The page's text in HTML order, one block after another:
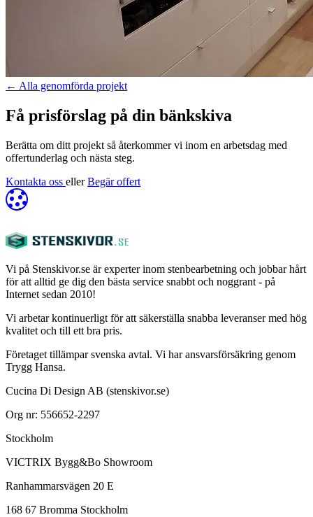
← Alla genomförda projekt
Få prisförslag på din bänkskiva
Berätta om ditt projekt så återkommer vi inom en arbetsdag med
offertunderlag och nästa steg.
Kontakta oss eller Begär offert
Vi på Stenskivor.se är experter inom stenbearbetning och jobbar hårt
för att alltid ge dig den bästa service snabbt och noggrant - på
Internet sedan 2010!
Vi arbetar kontinuerligt för att säkerställa snabba leveranser med hög
kvalitet och till ett bra pris.
Företaget tillämpar svenska avtal. Vi har ansvarsförsäkring genom
Trygg Hansa.
Cucina Di Design AB (stenskivor.se)
Org nr: 556652-2297
Stockholm
VICTRIX Bygg&Bo Showroom
Ranhammarsvägen 20 E
168 67 Bromma Stockholm